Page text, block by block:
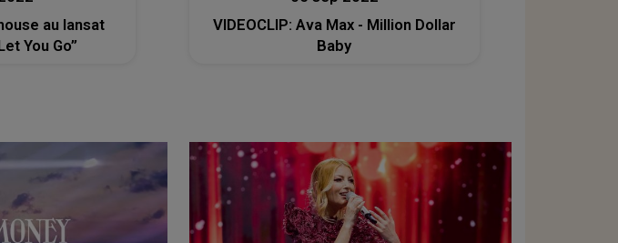
au lansat
You Go”
VIDEOCLIP: Ava Max - Million Dollar
Baby